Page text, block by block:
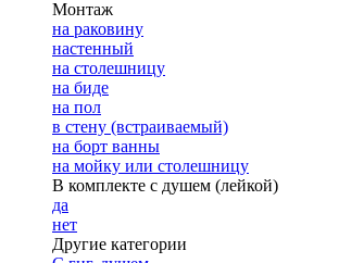
Монтаж
на раковину
настенный
на столешницу
на биде
на пол
в стену (встраиваемый)
на борт ванны
на мойку или столешницу
В комплекте с душем (лейкой)
да
нет
Другие категории